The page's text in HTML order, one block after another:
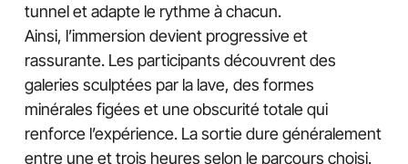
tunnel et adapte le rythme à chacun.
Ainsi, l’immersion devient progressive et
rassurante. Les participants découvrent des
galeries sculptées par la lave, des formes
minérales figées et une obscurité totale qui
renforce l’expérience. La sortie dure généralement
entre une et trois heures selon le parcours choisi.